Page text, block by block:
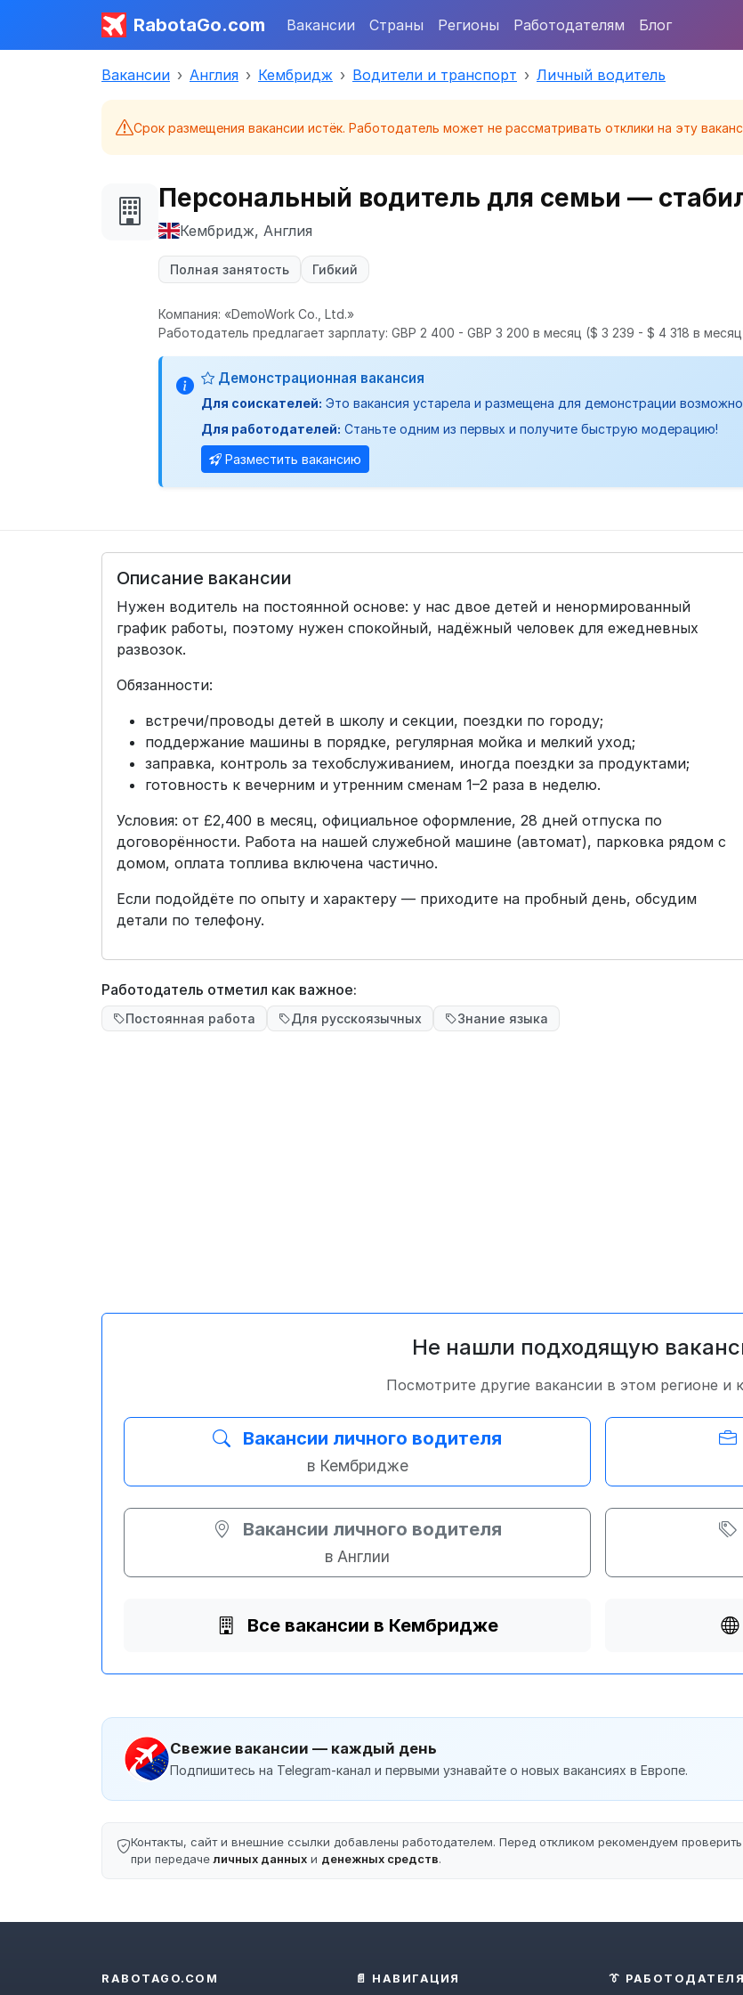
RabotaGo.com Вакансии Страны Регионы Работодателям Блог
Вакансии Англия Кембридж Водители и транспорт Личный водитель
Срок размещения вакансии истёк. Работодатель может не рассматривать отклики на эту
Персональный водитель для семьи —
Кембридж, Англия
Полная занятость Гибкий
Компания: «DemoWork Co., Ltd.»
Работодатель предлагает зарплату: GBP 2 400 - GBP 3 200 в месяц ($ 3 239 - $ 4 318 в
Демонстрационная вакансия
Для соискателей: Это вакансия устарела и размещена для демонстрации
Для работодателей: Станьте одним из первых и получите быструю модерацию!
Разместить вакансию
Описание вакансии
Нужен водитель на постоянной основе: у нас двое детей и ненормированный
график работы, поэтому нужен спокойный, надёжный человек для ежедневных
развозок.
Обязанности:
встречи/проводы детей в школу и секции, поездки по городу;
поддержание машины в порядке, регулярная мойка и мелкий уход;
заправка, контроль за техобслуживанием, иногда поездки за продуктами;
готовность к вечерним и утренним сменам 1–2 раза в неделю.
Условия: от £2,400 в месяц, официальное оформление, 28 дней отпуска по
договорённости. Работа на нашей служебной машине (автомат), парковка рядом с
домом, оплата топлива включена частично.
Если подойдёте по опыту и характеру — приходите на пробный день, обсудим
детали по телефону.
Работодатель отметил как важное:
Постоянная работа Для русскоязычных Знание языка
Не нашли подходящую
Посмотрите другие вакансии в этом регионе и
Вакансии личного водителя
в Кембридже
Вакансии личного водителя
в Англии
Все вакансии в Кембридже
Свежие вакансии — каждый день
Подпишитесь на Telegram-канал и первыми узнавайте о новых вакансиях в Европе.
Контакты, сайт и внешние ссылки добавлены работодателем. Перед откликом рекомендуем
при передачеличных данных и денежных средств.
RABOTAGO.COM 📄 НАВИГАЦИЯ 👔